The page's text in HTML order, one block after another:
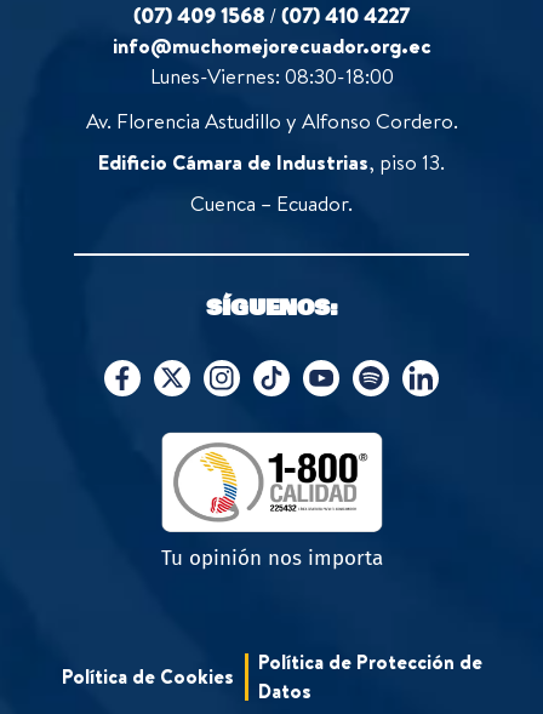
(07) 409 1568 /(07) 410 4227
info@muchomejorecuador.org.ec
Lunes-Viernes: 08:30-18:00
Av. Florencia Astudillo y Alfonso Cordero.
Edificio Cámara de Industrias, piso 13.
Cuenca – Ecuador.
SÍGUENOS:
Tu opinión nos importa
Política de Cookies
Política de Protección de
Datos